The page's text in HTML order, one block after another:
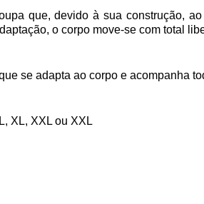
que, devido à sua construção,
o corpo move-se com total
se adapta ao corpo e acompanha
XL, XXL ou XXL